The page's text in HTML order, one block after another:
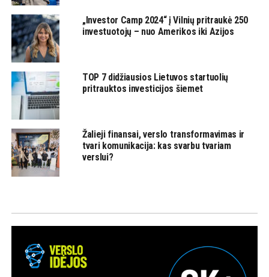
„Investor Camp 2024“ į Vilnių pritraukė 250
investuotojų – nuo Amerikos iki Azijos
TOP 7 didžiausios Lietuvos startuolių
pritrauktos investicijos šiemet
Žalieji finansai, verslo transformavimas ir
tvari komunikacija: kas svarbu tvariam
verslui?